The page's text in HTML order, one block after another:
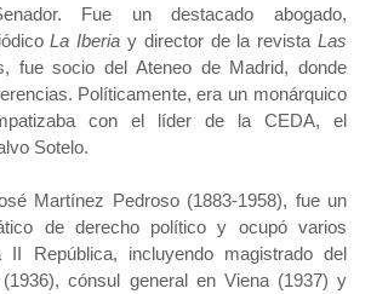
Fue un destacado abogado,
La Iberia y director de la revistaLas
fue socio del Ateneo de Madrid, donde
Políticamente, era un monárquico
con el líder de la CEDA, el
Sotelo.
Martínez Pedroso (1883-1958), fue un
de derecho político y ocupó varios
II República, incluyendo magistrado del
cónsul general en Viena (1937) y